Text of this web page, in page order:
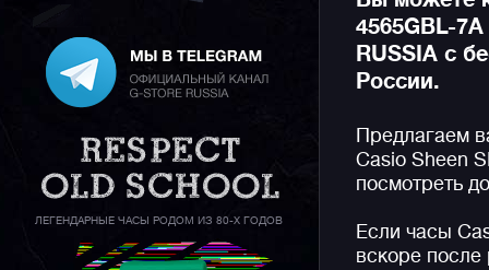
ЛЕГЕНДАРНЫЕ ЧАСЫ РОДОМ ИЗ 80-Х ГОДОВ
4565GBL-
RUSSIA с
России.
Предлагаем
Casio Sheen
посмотреть
Если часы
вскоре